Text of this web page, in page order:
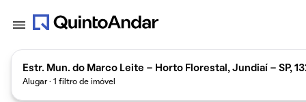
Estr. Mun. do Marco Leite - Horto Florestal, Jundiaí - SP,
Alugar · 1 filtro de imóvel